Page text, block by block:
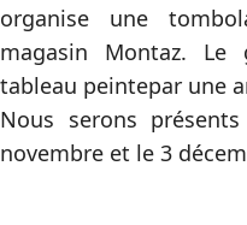
organise une
magasin Montaz. Le
tableau peintepar une
Nous serons
novembre et le 3